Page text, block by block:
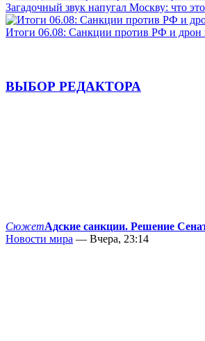
Загадочный звук напугал Москву: что
Итоги 06.08: Санкции против РФ и дрон
ВЫБОР РЕДАКТОРА
СюжетАдские санкции. Решение
Новости мира — Вчера, 23:14